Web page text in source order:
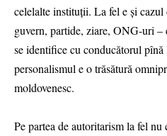
celelalte instituții. La fel e și
guvern, partide, ziare, ONG-uri –
se identifice cu conducătorul
personalismul e o trăsătură
moldovenesc.
Pe partea de autoritarism la fel